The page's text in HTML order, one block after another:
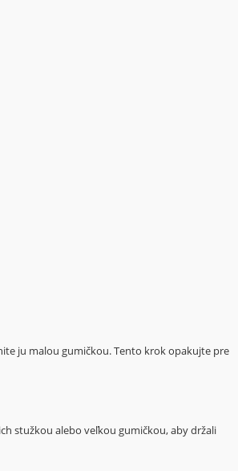
ju malou gumičkou. Tento krok opakujte pre
stužkou alebo veľkou gumičkou, aby držali